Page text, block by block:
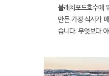
블래치포드호수에
만든 가정 식사가
습니다. 무엇보다